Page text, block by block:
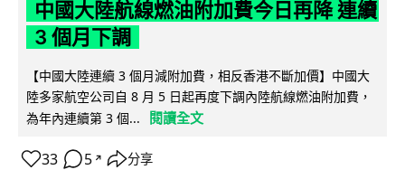
中國大陸航線燃油附加費今日再降 連續
3 個月下調
【中國大陸連續 3 個月減附加費，相反香港不斷加價】中國大
陸多家航空公司自 8 月 5 日起再度下調內陸航線燃油附加費，
為年內連續第 3 個...
閱讀全文
33 5 ↗ 分享